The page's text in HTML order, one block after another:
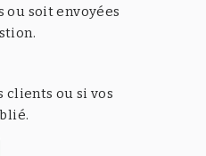
ou soit envoyées
clients ou si vos